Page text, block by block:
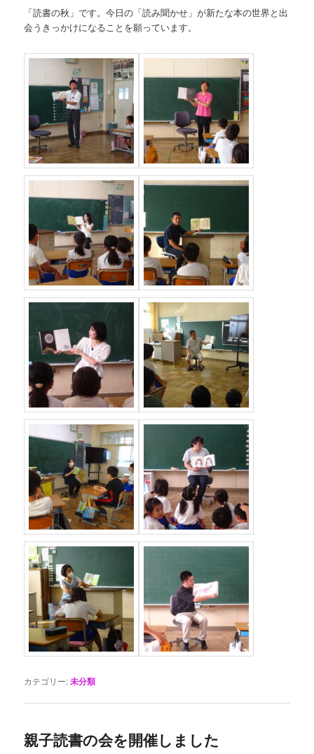
「読書の秋」です。今日の「読み聞かせ」が新たな本の世界と出
会うきっかけになることを願っています。
カテゴリー:未分類
親子読書の会を開催しました